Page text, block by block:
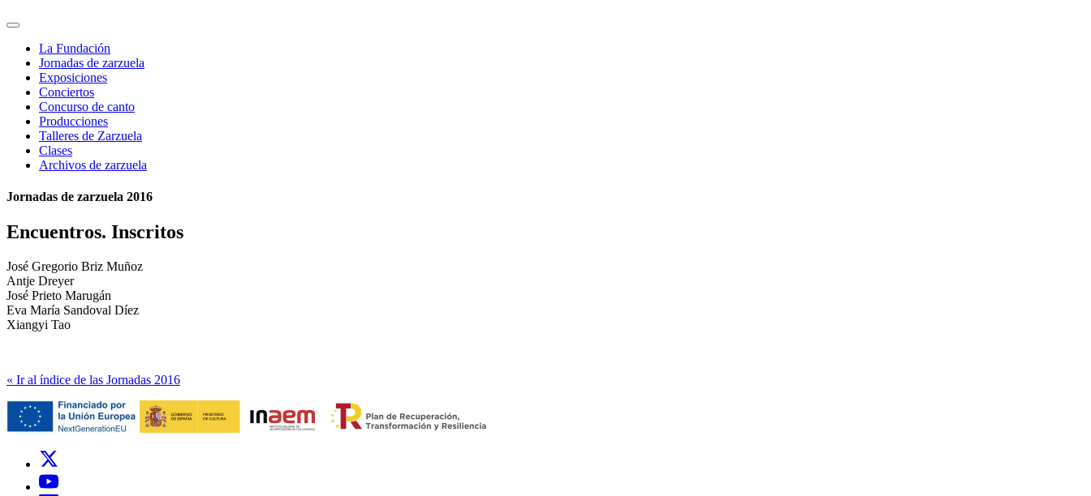
La Fundación
Jornadas de zarzuela
Exposiciones
Conciertos
Concurso de canto
Producciones
Talleres de Zarzuela
Clases
Archivos de zarzuela
Jornadas de zarzuela 2016
Encuentros. Inscritos
José Gregorio Briz Muñoz
Antje Dreyer
José Prieto Marugán
Eva María Sandoval Díez
Xiangyi Tao
« Ir al índice de las Jornadas 2016